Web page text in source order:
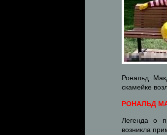
Рональд
скамейке
РОНАЛЬД
Легенда о
возникла